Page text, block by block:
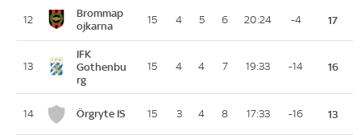
12
Brommap
ojkarna
15 4 5 6 20:24 -4 17
13
IFK
Gothenbu
rg
15 4 4 7 19:33 -14 16
14 Örgryte IS 15 3 4 8 17:33 -16 13